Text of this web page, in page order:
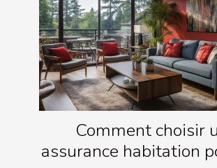
Comment choisir
assurance habitation